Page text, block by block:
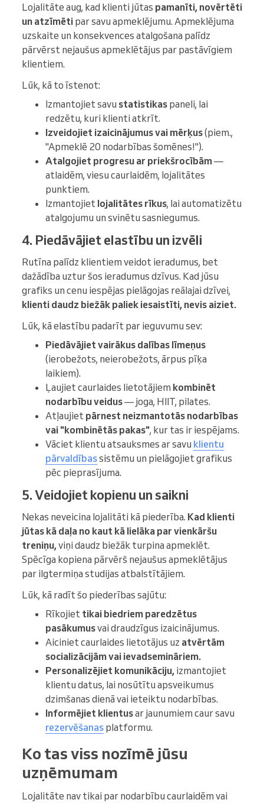
Lojalitāte aug, kad klienti jūtas pamanīti, novērtēti
un atzīmēti par savu apmeklējumu. Apmeklējuma
uzskaite un konsekvences atalgošana palīdz
pārvērst nejaušus apmeklētājus par pastāvīgiem
klientiem.
Lūk, kā to īstenot:
Izmantojiet savu statistikas paneli, lai
redzētu, kuri klienti atkrīt.
Izveidojiet izaicinājumus vai mērķus(piem.,
"Apmeklē 20 nodarbības šomēnes!").
Atalgojiet progresu ar priekšrocībām—
atlaidēm, viesu caurlaidēm, lojalitātes
punktiem.
Izmantojiet lojalitātes rīkus, lai automatizētu
atalgojumu un svinētu sasniegumus.
4. Piedāvājiet elastību un izvēli
Rutīna palīdz klientiem veidot ieradumus, bet
dažādība uztur šos ieradumus dzīvus. Kad jūsu
grafiks un cenu iespējas pielāgojas reālajai dzīvei,
klienti daudz biežāk paliek iesaistīti, nevis aiziet.
Lūk, kā elastību padarīt par ieguvumu sev:
Piedāvājiet vairākus dalības līmeņus
(ierobežots, neierobežots, ārpus pīķa
laikiem).
Ļaujiet caurlaides lietotājiem kombinēt
nodarbību veidus— joga, HIIT, pilates.
Atļaujiet pārnest neizmantotās nodarbības
vai "kombinētās pakas", kur tas ir iespējams.
Vāciet klientu atsauksmes ar savu klientu
pārvaldībassistēmu un pielāgojiet grafikus
pēc pieprasījuma.
5. Veidojiet kopienu un saikni
Nekas neveicina lojalitāti kā piederība. Kad klienti
jūtas kā daļa no kaut kā lielāka par vienkāršu
treniņu,viņi daudz biežāk turpina apmeklēt.
Spēcīga kopiena pārvērš nejaušus apmeklētājus
par ilgtermiņa studijas atbalstītājiem.
Lūk, kā radīt šo piederības sajūtu:
Rīkojiet tikai biedriem paredzētus
pasākumusvai draudzīgus izaicinājumus.
Aiciniet caurlaides lietotājus uz atvērtām
socializācijām vai ievadsemināriem.
Personalizējiet komunikāciju, izmantojiet
klientu datus, lai nosūtītu apsveikumus
dzimšanas dienā vai ieteiktu nodarbības.
Informējiet klientusar jaunumiem caur savu
rezervēšanas platformu.
Ko tas viss nozīmē jūsu
uzņēmumam
Lojalitāte nav tikai par nodarbību caurlaidēm vai